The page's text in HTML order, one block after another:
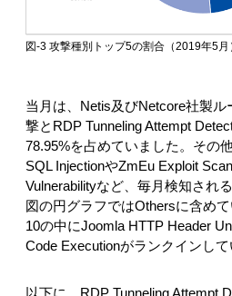
図-3 攻撃種別トップ5の割合（2019年5月
当月は、Netis及びNetcore社製
撃とRDP Tunneling Attempt
78.95%を占めていました。その
SQL InjectionやZmEu Exploit
Vulnerabilityなど、毎月検知され
図の円グラフではOthersに含め
10の中にJoomla HTTP Header
Code Executionがランクインして